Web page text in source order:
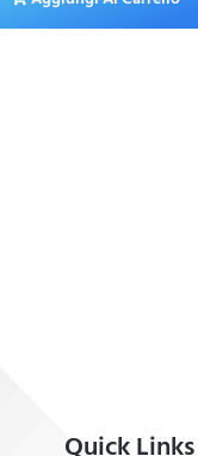
Quick Links